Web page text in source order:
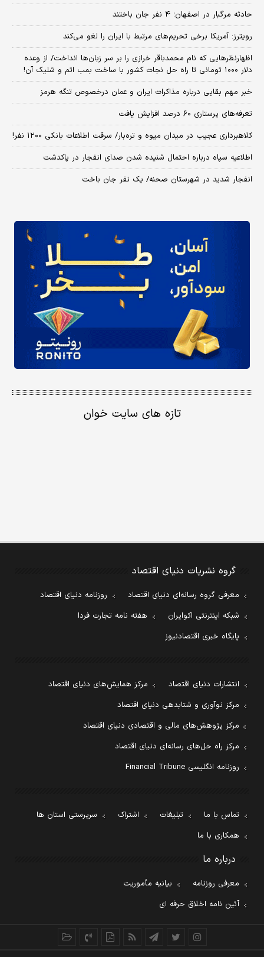
حادثه مرگبار در اصفهان؛ ۴ نفر جان باختند
رویترز: آمریکا برخی تحریم‌های مرتبط با ایران را لغو می‌کند
اظهارنظرهایی که نام محمدباقر خرازی را بر سر زبان‌ها انداخت/ از وعده
دلار ۱۰۰۰ تومانی تا راه حل نجات کشور با ساخت بمب اتم و شلیک آن!
خبر مهم بقایی درباره مذاکرات ایران و عمان درخصوص تنگه هرمز
تعرفه‌های پرستاری ۶۰ درصد افزایش یافت
کلاهبرداری عجیب در میدان میوه و تره‌بار/ سرقت اطلاعات بانکی ۱۲۰۰ نفر!
اطلاعیه سپاه درباره احتمال شنیده شدن صدای انفجار در پاکدشت
انفجار شدید در شهرستان صحنه/ یک نفر جان باخت
تازه های سایت خوان
گروه نشریات دنیای اقتصاد
معرفی گروه رسانه‌ای دنیای اقتصاد
روزنامه دنیای اقتصاد
شبکه اینترنتی اکوایران
هفته نامه تجارت فردا
پایگاه خبری اقتصادنیوز
انتشارات دنیای اقتصاد
مرکز همایش‌های دنیای اقتصاد
مرکز نوآوری و شتابدهی دنیای اقتصاد
مرکز پژوهش‌های مالی و اقتصادی دنیای اقتصاد
مرکز راه حل‌های رسانه‌ای دنیای اقتصاد
روزنامه انگلیسی Financial Tribune
تماس با ما تبلیغات اشتراک
سرپرستی استان ها
همکاری با ما
درباره ما
معرفی روزنامه
بیانیه مأموریت
آئین نامه اخلاق حرفه ای